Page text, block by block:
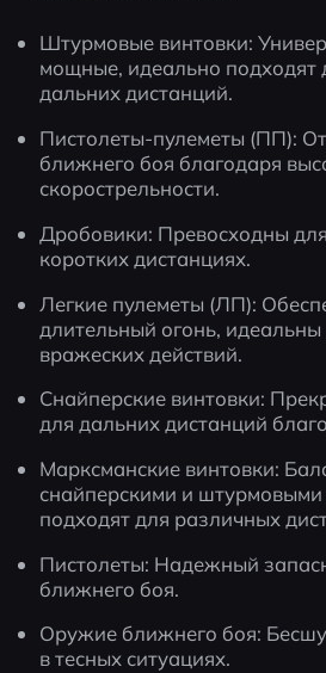
Штурмовые винтовки:
мощные, идеально подходят
дальних дистанций.
Пистолеты-пулеметы (ПП):
ближнего боя благодаря
скорострельности.
Дробовики: Превосходны
коротких дистанциях.
Легкие пулеметы (ЛП):
длительный огонь,
вражеских действий.
Снайперские винтовки:
для дальних дистанций
Марксманские винтовки:
снайперскими и штурмовыми
подходят для различных
Пистолеты: Надежный
ближнего боя.
Оружие ближнего боя:
в тесных ситуациях.